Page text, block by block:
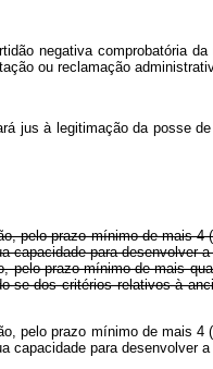
negativa comprobatória
ou reclamação
à legitimação da posse
pelo prazo mínimo de mais
capacidade para desenvolver
prazo mínimo de mais
dos critérios relativos à
pelo prazo mínimo de mais
capacidade para desenvolver a